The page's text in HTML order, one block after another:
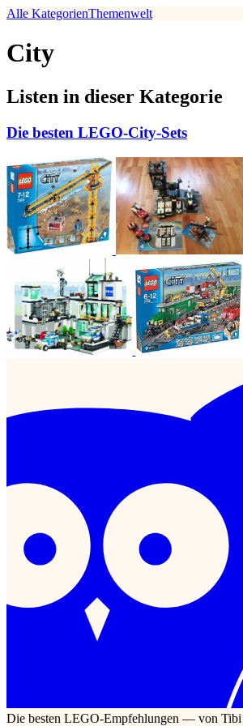
Alle KategorienThemenwelt
City
Listen in dieser Kategorie
Die besten LEGO-City-Sets
Die besten LEGO-Empfehlungen — von Tibi